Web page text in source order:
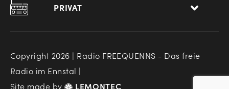
PRIVAT
Copyright 2026 | Radio FREEQUENNS - Das freie
Radio im Ennstal |
Site made by
LEMONTEC